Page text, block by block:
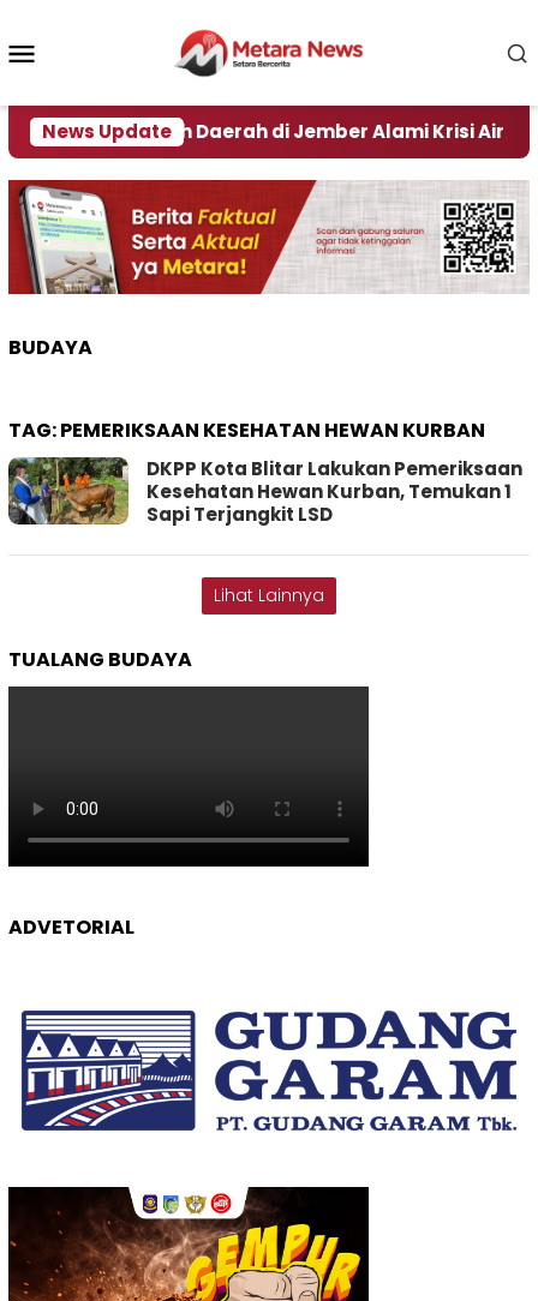
konten
News Update
Sejumlah Daerah di Jember Alami Krisi Air
BUDAYA
TAG:PEMERIKSAAN KESEHATAN HEWAN KURBAN
DKPP Kota Blitar Lakukan Pemeriksaan
Kesehatan Hewan Kurban, Temukan 1
Sapi Terjangkit LSD
Lihat Lainnya
TUALANG BUDAYA
ADVETORIAL